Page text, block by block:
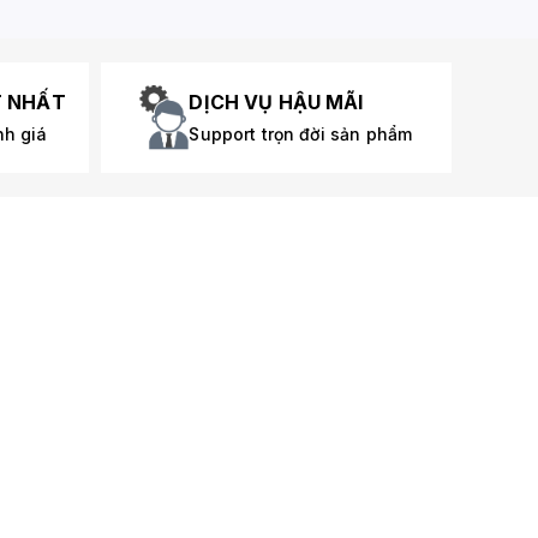
NHẤT
giá
DỊCH VỤ HẬU MÃI
Support trọn đời sản phẩm